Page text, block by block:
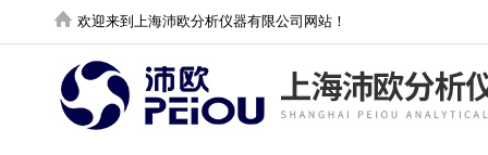
欢迎来到上海沛欧分析仪器有限公司网站！